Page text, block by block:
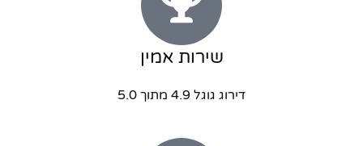
שירות אמין
דירוג גוגל 4.9 מתוך 5.0